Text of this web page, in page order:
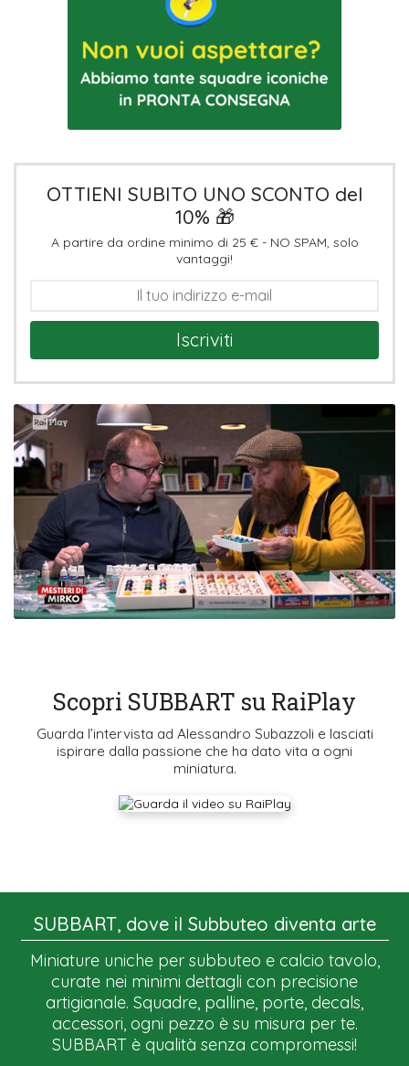
OTTIENI SUBITO UNO SCONTO del
10% 🎁
A partire da ordine minimo di 25 € - NO SPAM, solo
vantaggi!
Iscriviti
Scopri SUBBART su RaiPlay
Guarda l’intervista ad Alessandro Subazzoli e lasciati
ispirare dalla passione che ha dato vita a ogni
miniatura.
SUBBART, dove il Subbuteo diventa arte
Miniature uniche per subbuteo e calcio tavolo,
curate nei minimi dettagli con precisione
artigianale. Squadre, palline, porte, decals,
accessori, ogni pezzo è su misura per te.
SUBBART è qualità senza compromessi!